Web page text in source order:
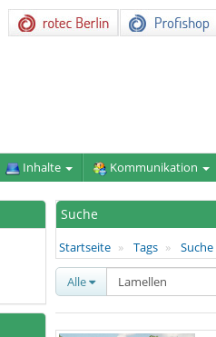
Inhalte Kommunikation
Suche
Startseite Tags Suche
Alle